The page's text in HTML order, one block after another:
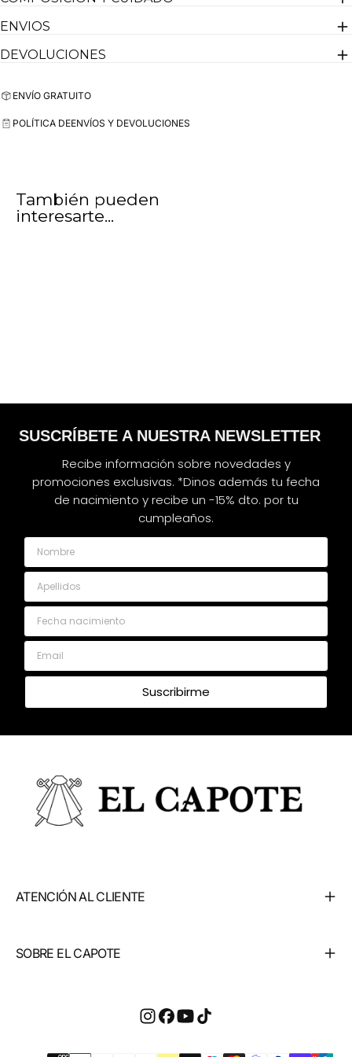
Hecha aquí, en España, como tiene que ser.
ENVIOS
DEVOLUCIONES
ENVÍO GRATUITO
POLÍTICA DEENVÍOS Y DEVOLUCIONES
También pueden
interesarte...
SUSCRÍBETE A NUESTRA NEWSLETTER
Recibe información sobre novedades y
promociones exclusivas. *Dinos además tu fecha
de nacimiento y recibe un -15% dto. por tu
cumpleaños.
Nombre
Apellidos
Fecha nacimiento
Email
Suscribirme
ATENCIÓN AL CLIENTE
SOBRE EL CAPOTE